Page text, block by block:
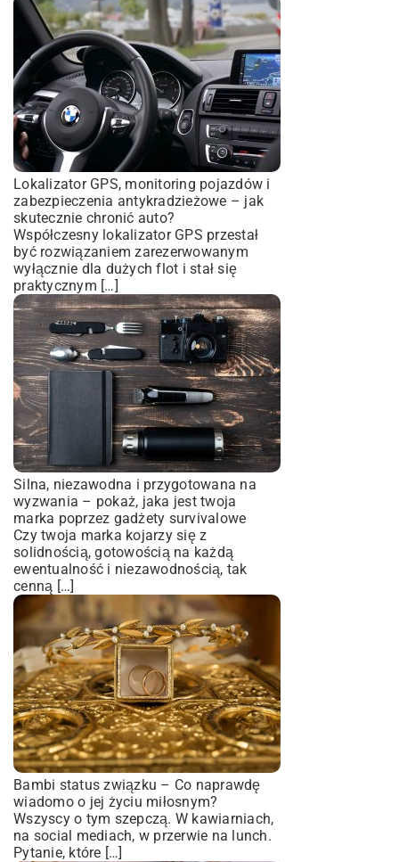
Lokalizator GPS, monitoring pojazdów i
zabezpieczenia antykradzieżowe – jak
skutecznie chronić auto?
Współczesny lokalizator GPS przestał
być rozwiązaniem zarezerwowanym
wyłącznie dla dużych flot i stał się
praktycznym […]
Silna, niezawodna i przygotowana na
wyzwania – pokaż, jaka jest twoja
marka poprzez gadżety survivalowe
Czy twoja marka kojarzy się z
solidnością, gotowością na każdą
ewentualność i niezawodnością, tak
cenną […]
Bambi status związku – Co naprawdę
wiadomo o jej życiu miłosnym?
Wszyscy o tym szepczą. W kawiarniach,
na social mediach, w przerwie na lunch.
Pytanie, które […]